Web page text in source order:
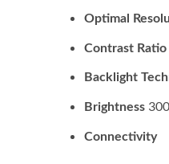
Optimal
Contrast Ratio
Backlight
Brightness
Connectivity